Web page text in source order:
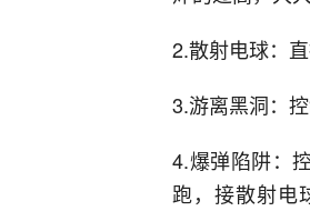
2.散射电球：
3.游离黑洞：
4.爆弹陷阱：
跑，接散射电